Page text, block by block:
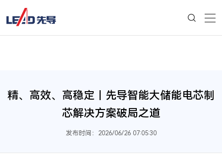
精、高效、高稳定丨先导智能大储能电芯制
芯解决方案破局之道
发布时间：2026/06/26 07:05:30